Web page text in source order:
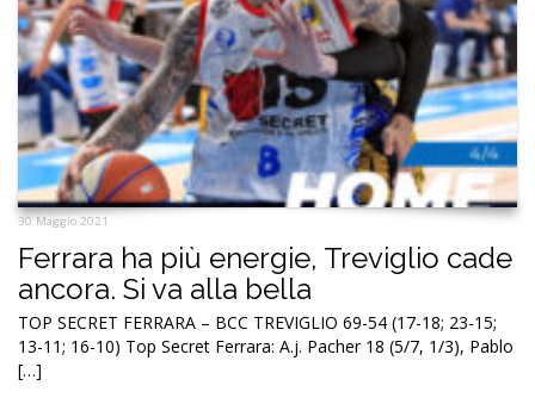
30 Maggio 2021
Ferrara ha più energie, Treviglio cade
ancora. Si va alla bella
TOP SECRET FERRARA – BCC TREVIGLIO 69-54 (17-18; 23-15;
13-11; 16-10) Top Secret Ferrara: A.j. Pacher 18 (5/7, 1/3), Pablo
[…]